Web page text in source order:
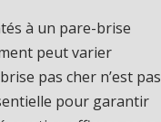
à un pare-brise
peut varier
pas cher n’est pas
pour garantir